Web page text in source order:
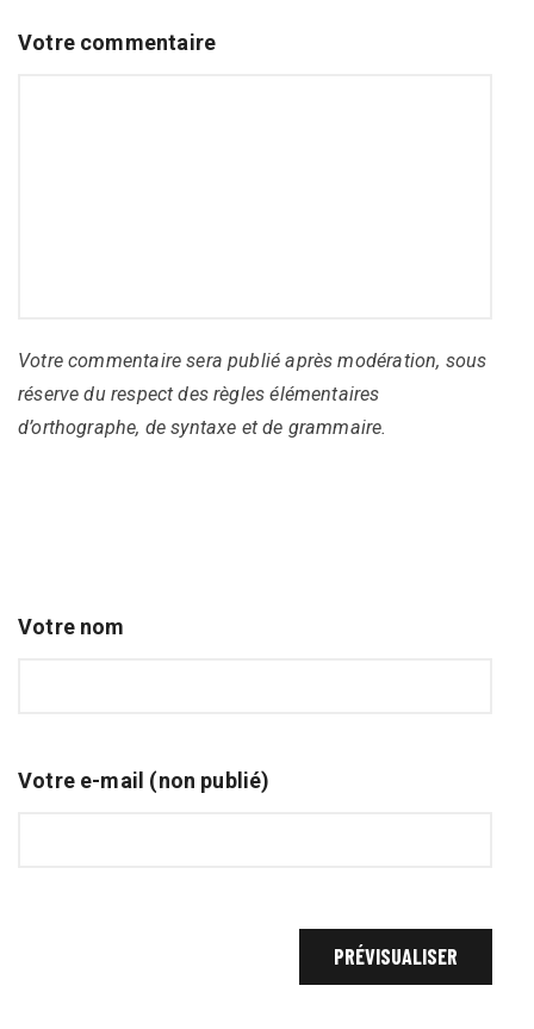
Votre commentaire
Votre commentaire sera publié après modération, sous
réserve du respect des règles élémentaires
d’orthographe, de syntaxe et de grammaire.
Votre nom
Votre e-mail (non publié)